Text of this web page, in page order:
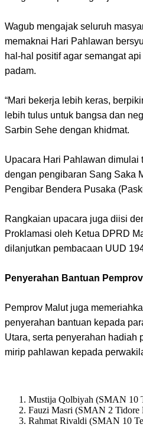
Wagub mengajak seluruh
memaknai Hari Pahlawan
hal-hal positif agar semangat
padam.
“Mari bekerja lebih keras,
lebih tulus untuk bangsa dan
Sarbin Sehe dengan khidmat.
Upacara Hari Pahlawan dimulai
dengan pengibaran Sang Saka
Pengibar Bendera Pusaka
Rangkaian upacara juga diisi
Proklamasi oleh Ketua DPRD
dilanjutkan pembacaan UUD
Penyerahan Bantuan
Pemprov Malut juga
penyerahan bantuan kepada
Utara, serta penyerahan hadiah
mirip pahlawan kepada
Mustija Qolbiyah (SMAN 10
Fauzi Masri (SMAN 2 Tidore
Rahmat Rivaldi (SMAN 10